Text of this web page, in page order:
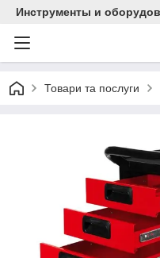
Инструменты и
Товари та послуги